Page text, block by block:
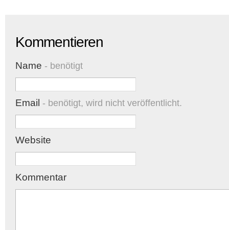
Kommentieren
Name - benötigt
Email - benötigt, wird nicht veröffentlicht.
Website
Kommentar